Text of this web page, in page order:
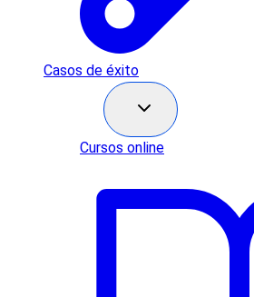
Casos de éxito
Cursos online